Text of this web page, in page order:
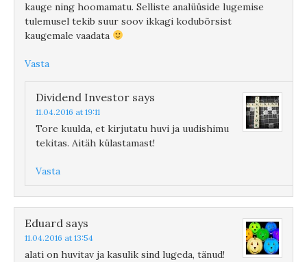
kauge ning hoomamatu. Selliste analüüside lugemise
tulemusel tekib suur soov ikkagi kodubõrsist
kaugemale vaadata
Vasta
Dividend Investor says
11.04.2016 at 19:11
Tore kuulda, et kirjutatu huvi ja uudishimu
tekitas. Aitäh külastamast!
Vasta
Eduard says
11.04.2016 at 13:54
alati on huvitav ja kasulik sind lugeda, tänud!